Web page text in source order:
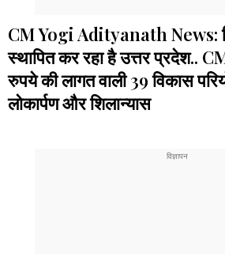
CM Yogi Adityanath News:
स्थापित कर रहा है उत्तर प्रदेश..
रुपये की लागत वाली 39 विकास
लोकार्पण और शिलान्यास